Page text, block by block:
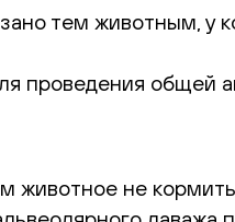
тем животным, у
проведения общей
животное не кормить.